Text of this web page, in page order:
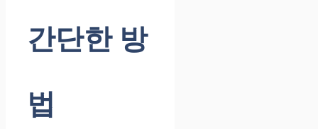
간단한 방
법